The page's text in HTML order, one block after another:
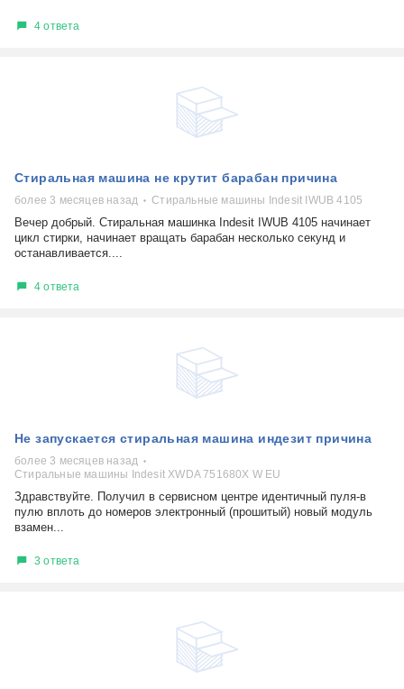
4 ответа
Стиральная машина не крутит барабан причина
более 3 месяцев назад Стиральные машины Indesit IWUB 4105
Вечер добрый. Стиральная машинка Indesit IWUB 4105 начинает
цикл стирки, начинает вращать барабан несколько секунд и
останавливается....
4 ответа
Не запускается стиральная машина индезит причина
более 3 месяцев назад
Стиральные машины Indesit XWDA 751680X W EU
Здравствуйте. Получил в сервисном центре идентичный пуля-в
пулю вплоть до номеров электронный (прошитый) новый модуль
взамен...
3 ответа